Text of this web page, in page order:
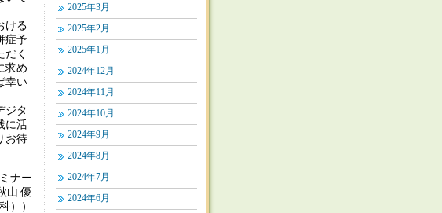
ける
症予
く
求め
幸い
ジタ
に活
お待
ナー
山 優
））
2025年3月
2025年2月
2025年1月
2024年12月
2024年11月
2024年10月
2024年9月
2024年8月
2024年7月
2024年6月